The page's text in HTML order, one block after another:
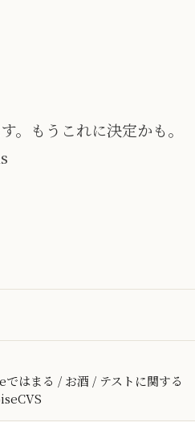
。もうこれに決定かも。
はまる / お酒 / テストに関する